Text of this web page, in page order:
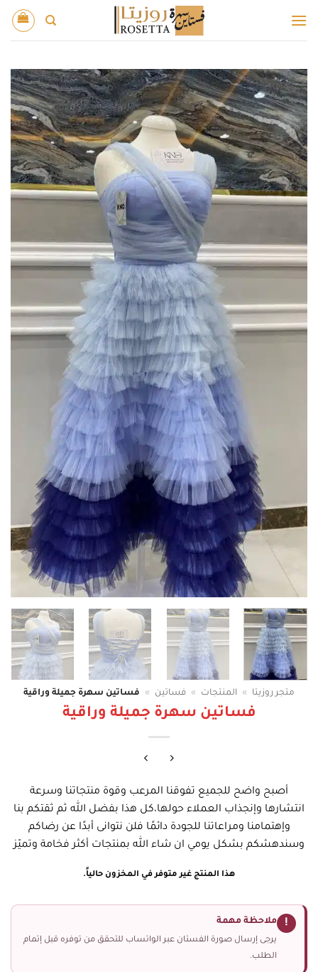
للمحتوى
متجر روزيتا » المنتجات » فساتين » فساتين سهرة جميلة وراقية
فساتين سهرة جميلة وراقية
أصبح واضح للجميع تفوقنا المرعب وقوة منتجاتنا وسرعة
انتشارها وإنجذاب العملاء حولها،كل هذا بفضل الله ثم ثقتكم بنا
وإهتمامنا ومراعاتنا للجودة دائمًا فلن نتوانى أبدًا عن رضاكم
وسندهشكم بشكل يومي ان شاء الله بمنتجات أكثر فخامة وتميّز
هذا المنتج غير متوفر في المخزون حالياً.
! ملاحظة مهمة
يرجى إرسال صورة الفستان عبر الواتساب للتحقق من توفره قبل إتمام
الطلب.